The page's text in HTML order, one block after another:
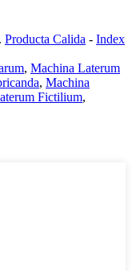
Producta Calida - Index
, Machina Laterum
, Machina
Fictilium,